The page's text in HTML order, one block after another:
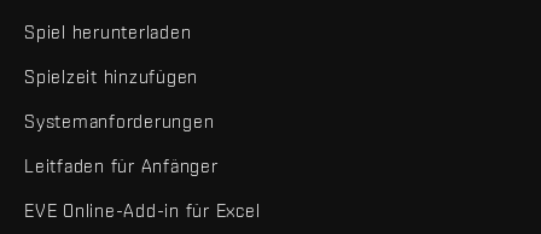
Spiel herunterladen
Spielzeit hinzufügen
Systemanforderungen
Leitfaden für Anfänger
EVE Online-Add-in für Excel